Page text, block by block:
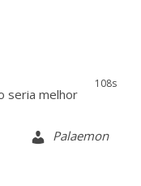
107s
seria melhor
Palaemon